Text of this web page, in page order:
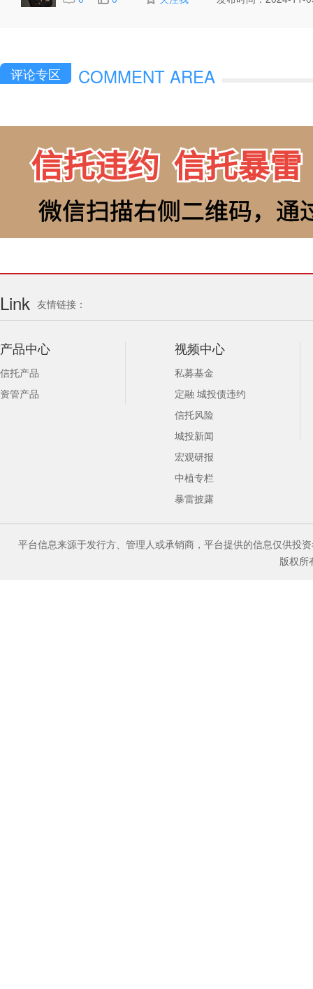
评论专区 COMMENT AREA
Link 友情链接：
产品中心
信托产品
资管产品
视频中心
私募基金
定融 城投债违约
信托风险
城投新闻
宏观研报
中植专栏
暴雷披露
平台信息来源于发行方、管理人或承销商，平台提供的信息仅供投
版权所